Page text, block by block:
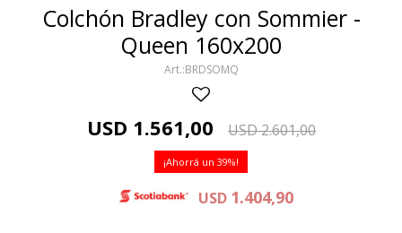
Colchón Bradley con Sommier -
Queen 160x200
BRDSOMQ
USD 1.561,00 USD2.601,00
39
USD 1.404,90